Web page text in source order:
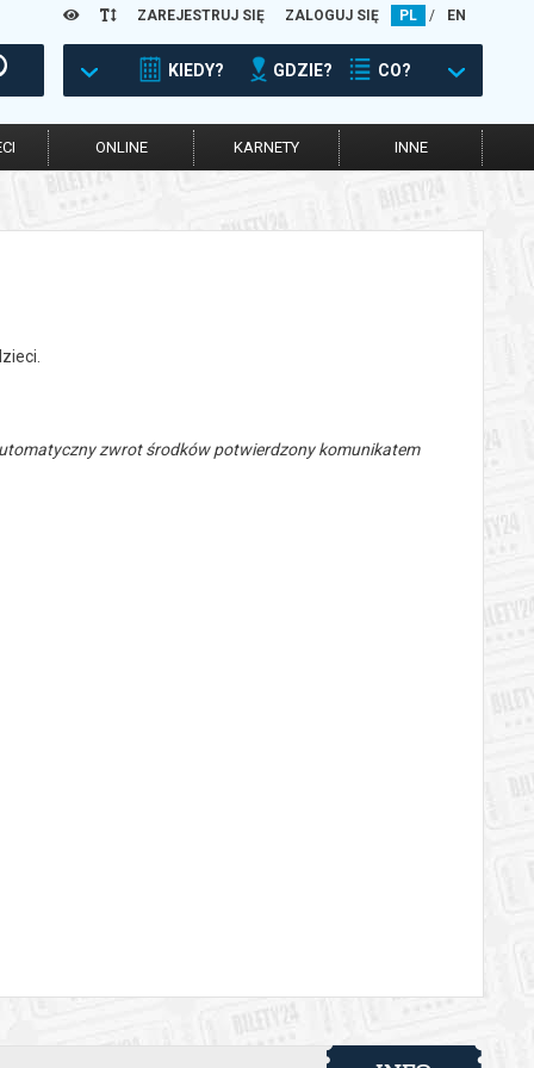
ZAREJESTRUJ SIĘ ZALOGUJ SIĘ PL / EN
KIEDY? GDZIE? CO?
ONLINE KARNETY INNE
zwrot środków potwierdzony komunikatem